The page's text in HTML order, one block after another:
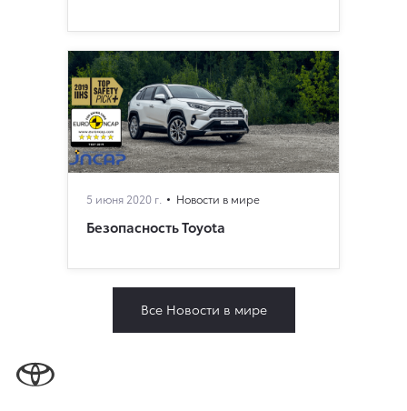
5 июня 2020 г. Новости в мире
Безопасность Toyota
Все Новости в мире